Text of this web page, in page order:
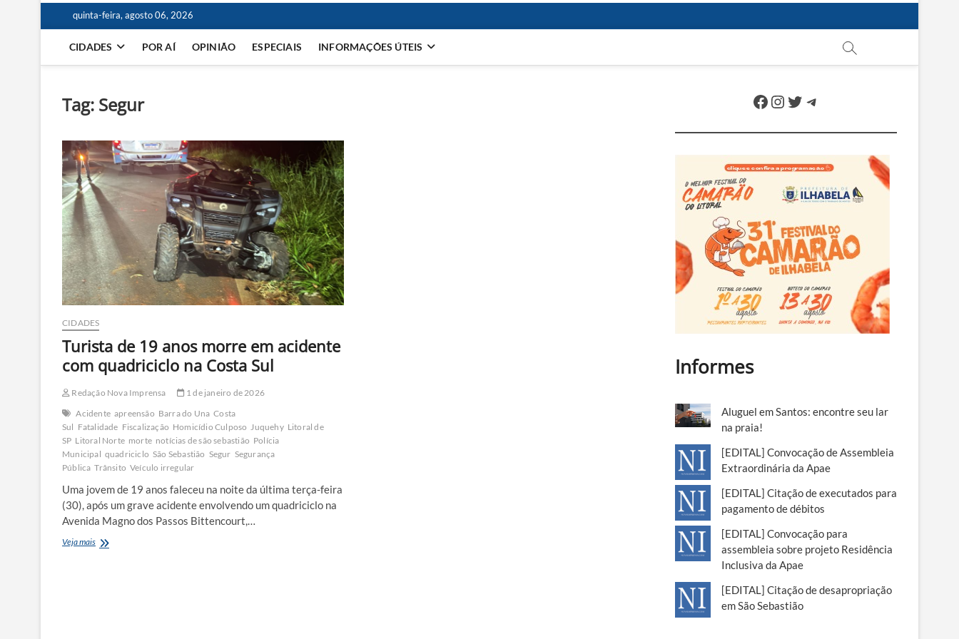
quinta-feira, agosto 06, 2026
CIDADES POR AÍ OPINIÃO ESPECIAIS INFORMAÇÕES ÚTEIS
Tag: Segur
CIDADES
Turista de 19 anos morre em acidente
com quadriciclo na Costa Sul
Redação Nova Imprensa
1 de janeiro de 2026
Acidente apreensão Barra do Una Costa
Sul Fatalidade Fiscalização Homicídio Culposo Juquehy Litoral de
SP Litoral Norte morte notícias de são sebastião Polícia
Municipal quadriciclo São Sebastião Segur Segurança
Pública Trânsito Veículo irregular
Uma jovem de 19 anos faleceu na noite da última terça-feira
(30), após um grave acidente envolvendo um quadriciclo na
Avenida Magno dos Passos Bittencourt,…
Veja maisTurista
Facebook
Instagram
Twitter
Telegram
Informes
Aluguel em Santos: encontre seu lar
na praia!
[EDITAL] Convocação de Assembleia
Extraordinária da Apae
[EDITAL] Citação de executados para
pagamento de débitos
[EDITAL] Convocação para
assembleia sobre projeto Residência
Inclusiva da Apae
[EDITAL] Citação de desapropriação
em São Sebastião